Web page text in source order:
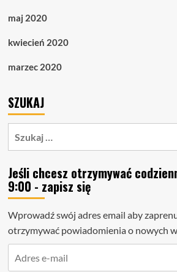
maj 2020
kwiecień 2020
marzec 2020
SZUKAJ
Jeśli chcesz otrzymywać
9:00 - zapisz się
Wprowadź swój adres email aby
otrzymywać powiadomienia o nowych